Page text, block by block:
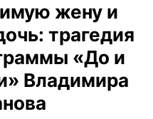
жену и
трагедия
«До и
Владимира